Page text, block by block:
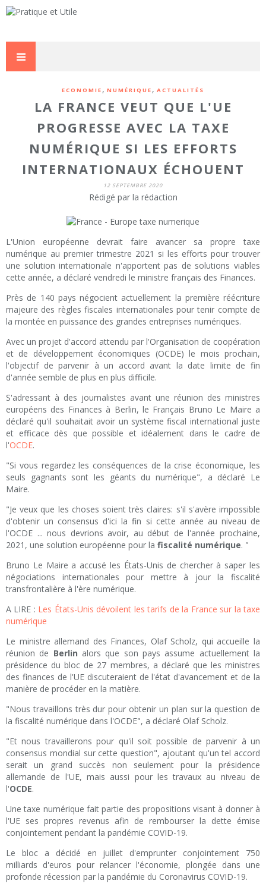
ECONOMIE , NUMÉRIQUE , ACTUALITÉS
LA FRANCE VEUT QUE L'UE
PROGRESSE AVEC LA TAXE
NUMÉRIQUE SI LES EFFORTS
INTERNATIONAUX ÉCHOUENT
12 SEPTEMBRE 2020
Rédigé par la rédaction
L'Union européenne devrait faire avancer sa propre taxe
numérique au premier trimestre 2021 si les efforts pour trouver
une solution internationale n'apportent pas de solutions viables
cette année, a déclaré vendredi le ministre français des Finances.
Près de 140 pays négocient actuellement la première réécriture
majeure des règles fiscales internationales pour tenir compte de
la montée en puissance des grandes entreprises numériques.
Avec un projet d'accord attendu par l'Organisation de coopération
et de développement économiques (OCDE) le mois prochain,
l'objectif de parvenir à un accord avant la date limite de fin
d'année semble de plus en plus difficile.
S'adressant à des journalistes avant une réunion des ministres
européens des Finances à Berlin, le Français Bruno Le Maire a
déclaré qu'il souhaitait avoir un système fiscal international juste
et efficace dès que possible et idéalement dans le cadre de
l'OCDE.
"Si vous regardez les conséquences de la crise économique, les
seuls gagnants sont les géants du numérique", a déclaré Le
Maire.
"Je veux que les choses soient très claires: s'il s'avère impossible
d'obtenir un consensus d'ici la fin si cette année au niveau de
l'OCDE ... nous devrions avoir, au début de l'année prochaine,
2021, une solution européenne pour la fiscalité numérique. "
Bruno Le Maire a accusé les États-Unis de chercher à saper les
négociations internationales pour mettre à jour la fiscalité
transfrontalière à l'ère numérique.
A LIRE : Les États-Unis dévoilent les tarifs de la France sur la taxe
numérique
Le ministre allemand des Finances, Olaf Scholz, qui accueille la
réunion de Berlin alors que son pays assume actuellement la
présidence du bloc de 27 membres, a déclaré que les ministres
des finances de l'UE discuteraient de l'état d'avancement et de la
manière de procéder en la matière.
"Nous travaillons très dur pour obtenir un plan sur la question de
la fiscalité numérique dans l'OCDE", a déclaré Olaf Scholz.
"Et nous travaillerons pour qu'il soit possible de parvenir à un
consensus mondial sur cette question", ajoutant qu'un tel accord
serait un grand succès non seulement pour la présidence
allemande de l'UE, mais aussi pour les travaux au niveau de
l'OCDE.
Une taxe numérique fait partie des propositions visant à donner à
l'UE ses propres revenus afin de rembourser la dette émise
conjointement pendant la pandémie COVID-19.
Le bloc a décidé en juillet d'emprunter conjointement 750
milliards d'euros pour relancer l'économie, plongée dans une
profonde récession par la pandémie du Coronavirus COVID-19.